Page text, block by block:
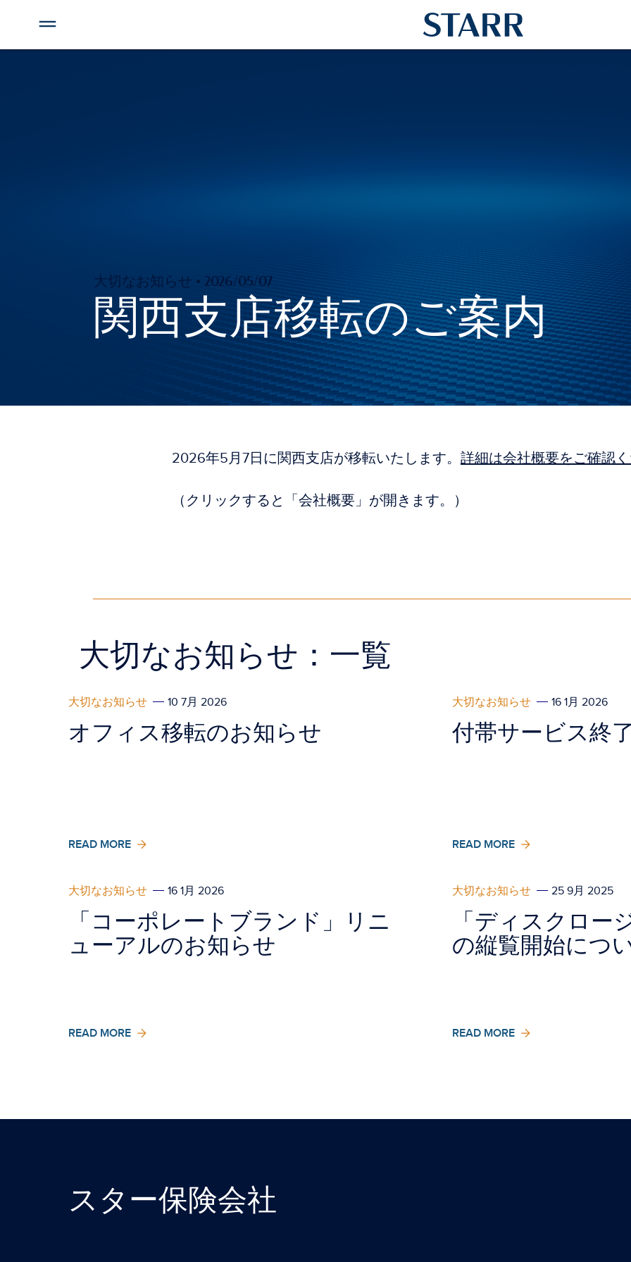
大切なお知らせ • 2026/05/07
関西支店移転のご案内
2026年5月7日に関西支店が移転いたします。 詳細は会社概要をご確認
（クリックすると「会社概要」が開きます。）
大切なお知らせ：一覧
大切なお知らせ 10 7月 2026
オフィス移転のお知らせ
READ MORE
大切なお知らせ 16 1月 2026
付帯サービス終
READ MORE
大切なお知らせ 16 1月 2026
「コーポレートブランド」リニ
ューアルのお知らせ
READ MORE
大切なお知らせ 25 9月 2025
「ディスクロー
の縦覧開始につ
READ MORE
スター保険会社